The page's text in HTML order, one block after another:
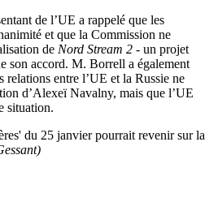
de l’UE a rappelé que les
et que la Commission ne
de Nord Stream 2 - un projet
son accord. M. Borrell a également
relations entre l’UE et la Russie ne
d’Alexeï Navalny, mais que l’UE
situation.
du 25 janvier pourrait revenir sur la